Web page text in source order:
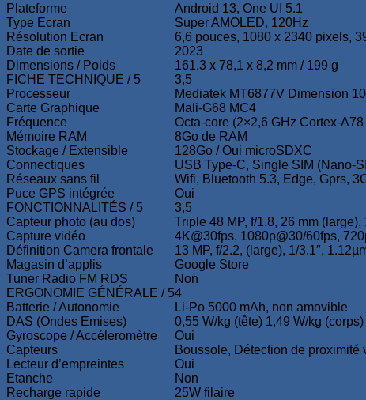
Plateforme
Android 13, One UI 5.1
Type Ecran
Super AMOLED, 120Hz
Résolution Ecran
6,6 pouces, 1080 x 2340 pixels,
Date de sortie
2023
Dimensions / Poids
161,3 x 78,1 x 8,2 mm / 199 g
FICHE TECHNIQUE / 5
3,5
Processeur
Mediatek MT6877V Dimension
Carte Graphique
Mali-G68 MC4
Fréquence
Octa-core (2×2,6 GHz Cortex-
Mémoire RAM
8Go de RAM
Stockage / Extensible
128Go / Oui microSDXC
Connectiques
USB Type-C, Single SIM (Nano-
Réseaux sans fil
Wifi, Bluetooth 5.3, Edge, Gprs,
Puce GPS intégrée
Oui
FONCTIONNALITÉS / 5
3,5
Capteur photo (au dos)
Triple 48 MP, f/1.8, 26 mm (large),
Capture vidéo
4K@30fps, 1080p@30/60fps,
Définition Camera frontale
13 MP, f/2.2, (large), 1/3.1″,
Magasin d’applis
Google Store
Tuner Radio FM RDS
Non
ERGONOMIE GÉNÉRALE / 54
Batterie / Autonomie
Li-Po 5000 mAh, non amovible
DAS (Ondes Emises)
0,55 W/kg (tête) 1,49 W/kg (corps)
Gyroscope / Accéleromètre
Oui
Capteurs
Boussole, Détection de proximité
Lecteur d’empreintes
Oui
Etanche
Non
Recharge rapide
25W filaire